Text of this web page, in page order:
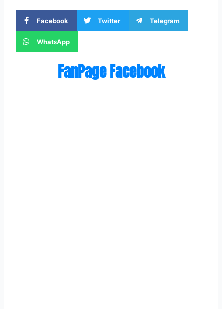
Facebook Twitter Telegram
WhatsApp
FanPage Facebook